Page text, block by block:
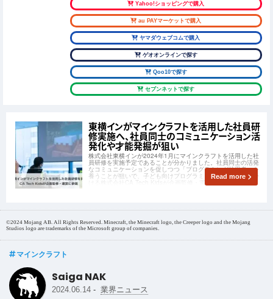
Yahoo!ショッピングで購入
au PAYマーケットで購入
ヤマダウェブコムで購入
ゲオオンラインで探す
Qoo10で探す
セブンネットで探す
東横インがマインクラフトを活用した社員研
修実施へ、社員同士のコミュニケーション活
発化や才能発掘が狙い
株式会社東横インが2024年1月にマインクラフトを活用した社
員研修を実施予定であることが分かりました。社員同士の活発
なコミュニケーションを促しつつ「プログラミング的思考」を
養うことが狙いで、子ども向けプログラミング教育事業を手掛
ける株式会社CA Tech Kidsが企画監修・運営を行います。
Read more
©2024 Mojang AB. All Rights Reserved. Minecraft, the Minecraft logo, the Creeper logo and the Mojang
Studios logo are trademarks of the Microsoft group of companies.
マインクラフト
Saiga NAK
2024.06.14 - 業界ニュース